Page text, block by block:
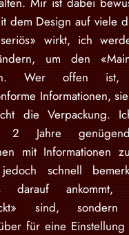
dem Design auf viele
wirkt, ich
um den
Wer offen
Informationen,
die Verpackung.
2 Jahre
mit Informationen
schnell
darauf
sind,
für eine